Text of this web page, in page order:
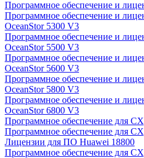
Программное обеспечение и
Программное обеспечение и
OceanStor 5300 V3
Программное обеспечение и
OceanStor 5500 V3
Программное обеспечение и
OceanStor 5600 V3
Программное обеспечение и
OceanStor 5800 V3
Программное обеспечение и
OceanStor 6800 V3
Программное обеспечение для
Программное обеспечение для
Лицензии для ПО Huawei 18800
Программное обеспечение для